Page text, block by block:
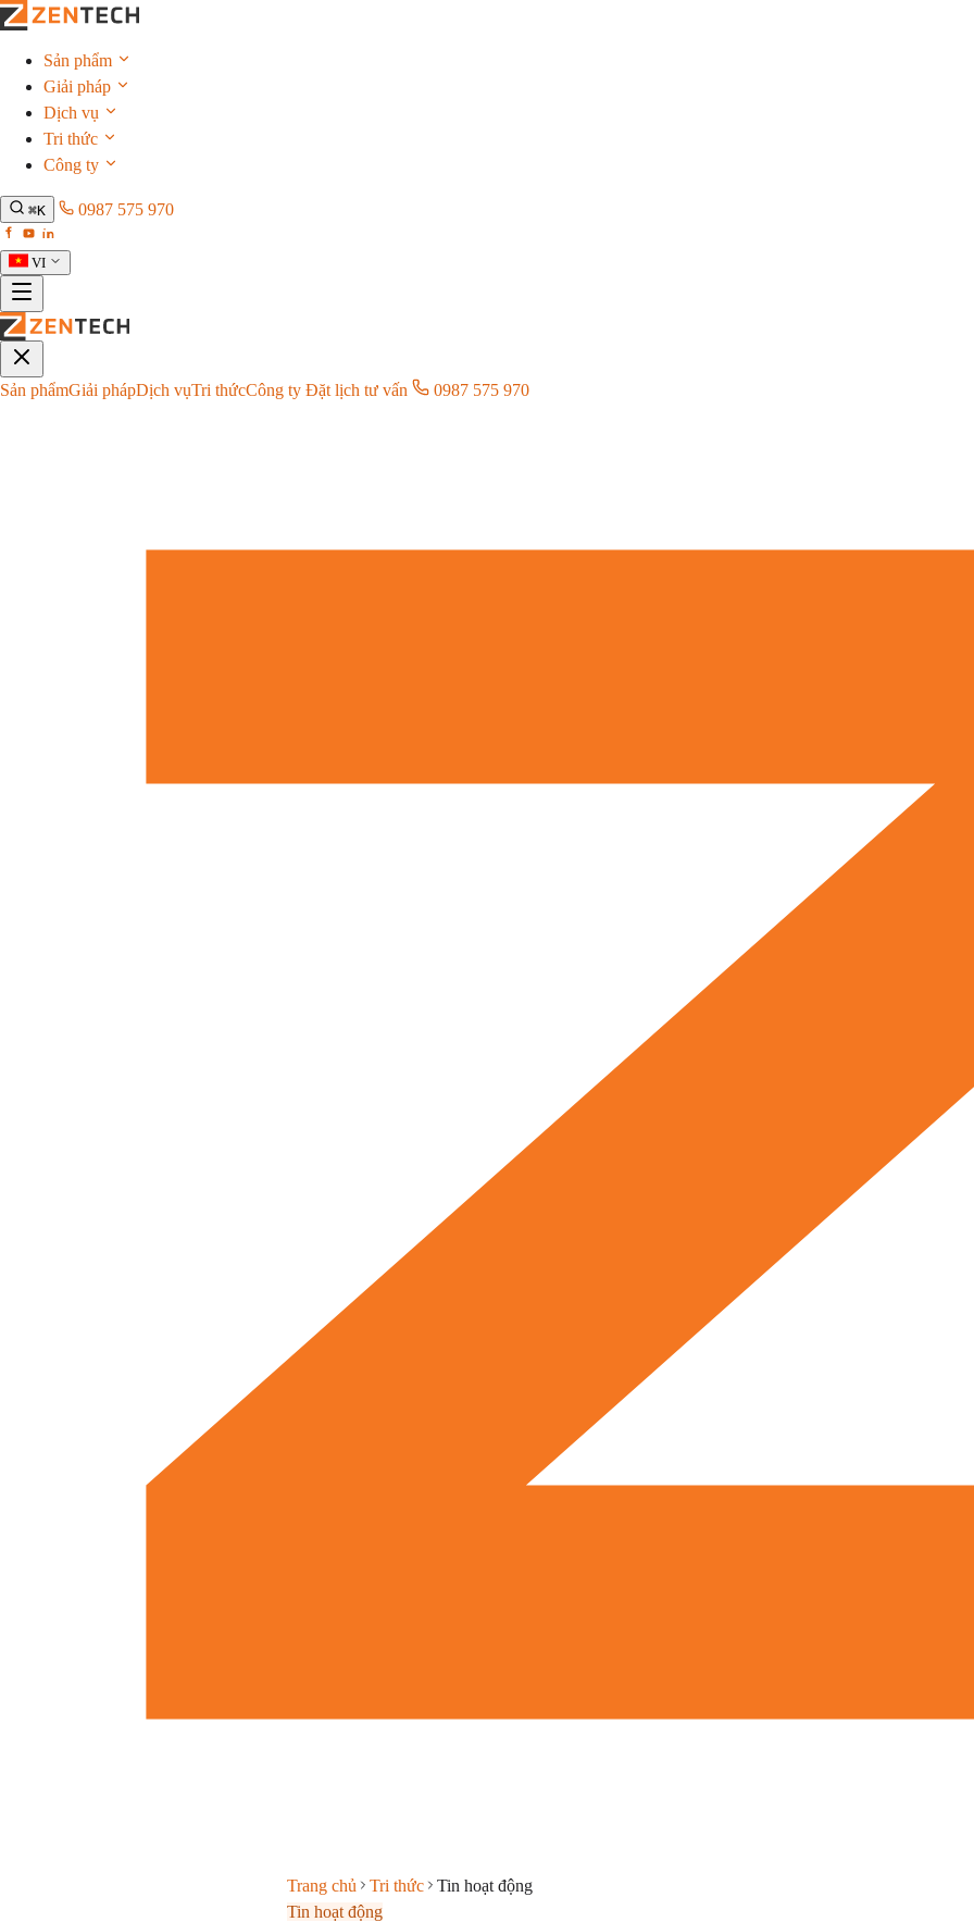
Sản phẩm
Giải pháp
Dịch vụ
Tri thức
Công ty
⌘K 0987 575 970
VI
Sản phẩmGiải phápDịch vụTri thứcCông ty Đặt lịch tư vấn 0987 575 970
Trang chủ Tri thức
Tin hoạt động
Tin hoạt động